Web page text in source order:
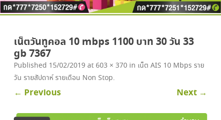
to
content
เน็ตวันทูคอล 10 mbps 1100 บาท 30 วัน 33
gb 7367
Published 15/02/2019 at 603 × 370 in เน็ต AIS 10 Mbps ราย
วัน รายสัปดาห์ รายเดือน Non Stop.
← Previous Next →